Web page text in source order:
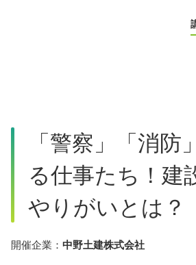
「警察」「消
る仕事たち！建
やりがいとは？
開催企業： 中野土建株式会社